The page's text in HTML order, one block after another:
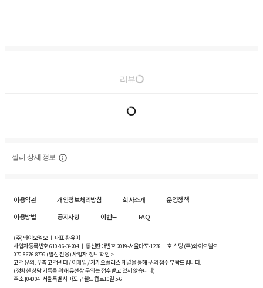
리뷰
셀러 상세 정보
이용약관 개인정보처리방침 회사소개
운영정책
이용방법
공지사항 이벤트 FAQ
(주)와이오엘오 ㅣ 대표 황유미
사업자등록번호610-86-34204ㅣ 통신판매번호 2019-서울마포-1239 ㅣ 호스팅 (주)와이오엘오
070-8676-8799 (발신 전용)사업자 정보 확인 >
고객 문의: 우측 고객센터 / 이메일 / 카카오플러스 채널을 통해 문의 접수 부탁드립니다.
(정확한 상담 기록을 위해 유선상 문의는 접수받고 있지 않습니다)
주소 [04004] 서울특별시 마포구 월드컵로10길5-6